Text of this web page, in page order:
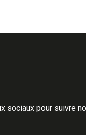
sociaux pour suivre